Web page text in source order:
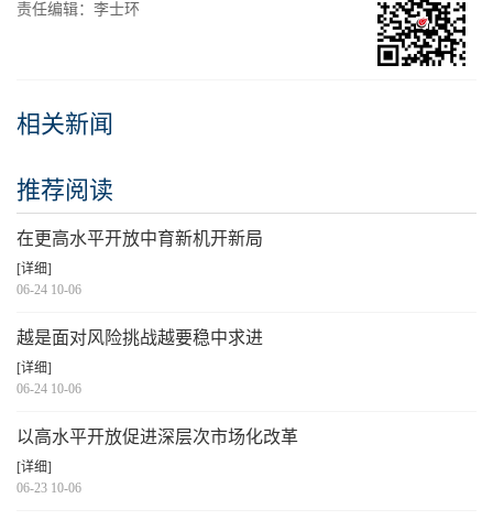
责任编辑：李士环
相关新闻
推荐阅读
在更高水平开放中育新机开新局
[详细]
06-24 10-06
越是面对风险挑战越要稳中求进
[详细]
06-24 10-06
以高水平开放促进深层次市场化改革
[详细]
06-23 10-06